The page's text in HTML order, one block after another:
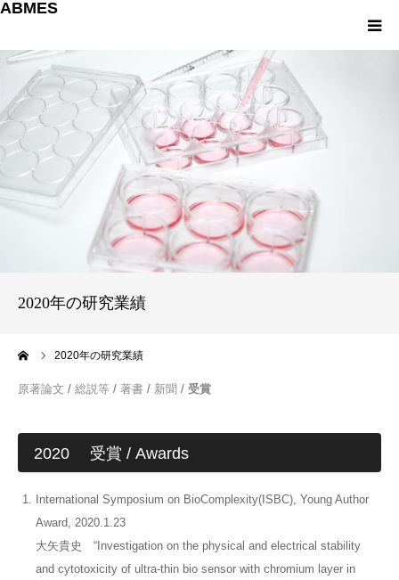
ABMES
2020年の研究業績
2020年の研究業績
原著論文 / 総説等 / 著書 / 新聞 / 受賞
2020 受賞 / Awards
International Symposium on BioComplexity(ISBC), Young Author
Award, 2020.1.23
大矢貴史 “Investigation on the physical and electrical stability
and cytotoxicity of ultra-thin bio sensor with chromium layer in
About us
研究について
教育について
産学連携
English